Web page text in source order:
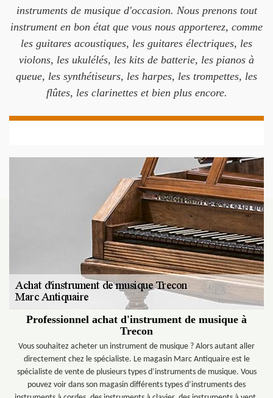
instruments de musique d'occasion. Nous prenons tout
instrument en bon état que vous nous apporterez, comme
les guitares acoustiques, les guitares électriques, les
violons, les ukulélés, les kits de batterie, les pianos à
queue, les synthétiseurs, les harpes, les trompettes, les
flûtes, les clarinettes et bien plus encore.
Professionnel achat d'instrument de musique à
Trecon
Vous souhaitez acheter un instrument de musique ? Alors autant aller
directement chez le spécialiste. Le magasin Marc Antiquaire est le
spécialiste de vente de plusieurs types d’instruments de musique. Vous
pouvez voir dans son magasin différents types d’instruments des